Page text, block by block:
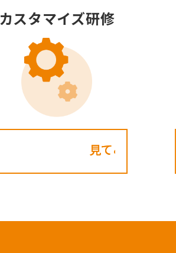
カスタマイズ研修